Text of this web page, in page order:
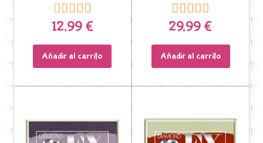

12,99 €
Añadir al carrito

29,99 €
Añadir al carrito